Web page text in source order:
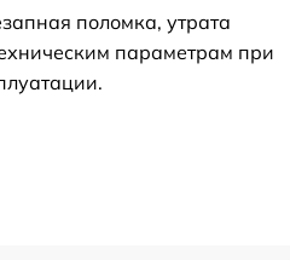
поломка, утрата
параметрам при